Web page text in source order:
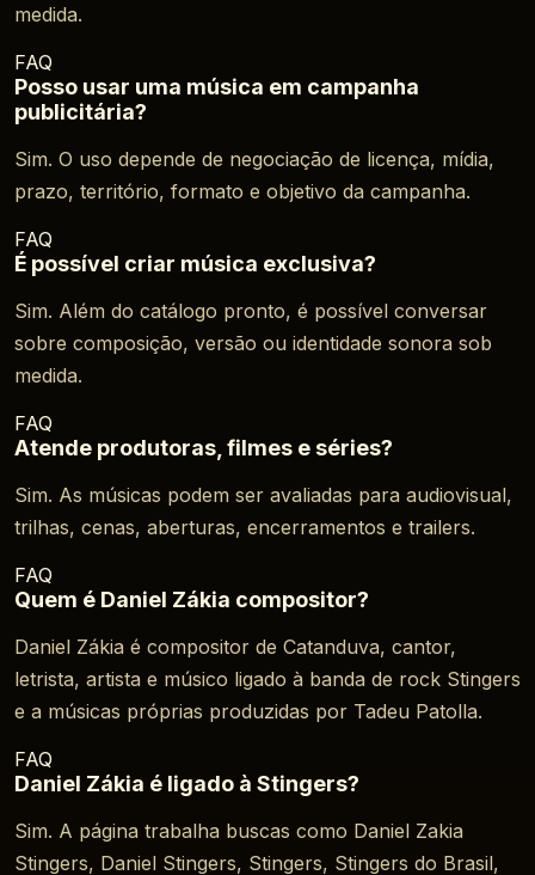
medida.
FAQ
Posso usar uma música em campanha
publicitária?
Sim. O uso depende de negociação de licença, mídia,
prazo, território, formato e objetivo da campanha.
FAQ
É possível criar música exclusiva?
Sim. Além do catálogo pronto, é possível conversar
sobre composição, versão ou identidade sonora sob
medida.
FAQ
Atende produtoras, filmes e séries?
Sim. As músicas podem ser avaliadas para audiovisual,
trilhas, cenas, aberturas, encerramentos e trailers.
FAQ
Quem é Daniel Zákia compositor?
Daniel Zákia é compositor de Catanduva, cantor,
letrista, artista e músico ligado à banda de rock Stingers
e a músicas próprias produzidas por Tadeu Patolla.
FAQ
Daniel Zákia é ligado à Stingers?
Sim. A página trabalha buscas como Daniel Zakia
Stingers, Daniel Stingers, Stingers, Stingers do Brasil,